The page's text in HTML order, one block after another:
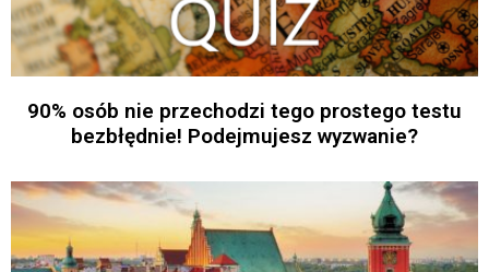
90% osób nie przechodzi tego prostego testu
bezbłędnie! Podejmujesz wyzwanie?